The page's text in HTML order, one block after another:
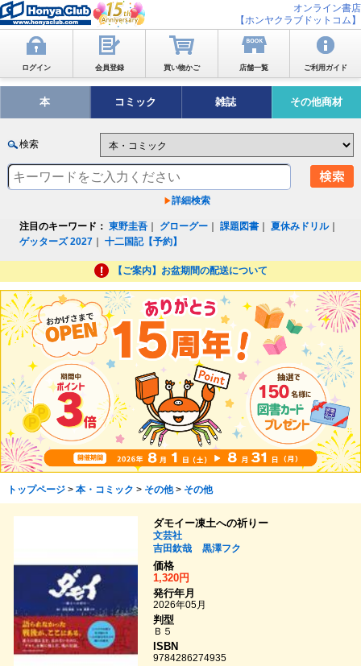
オンライン書店
【ホンヤクラブドットコム】
ログイン 会員登録 買い物かご 店舗一覧 ご利用ガイド
本 コミック 雑誌 その他商材
検索
詳細検索
注目のキーワード： 東野圭吾 グローグー ｜課題図書 ｜夏休みドリル｜
ゲッターズ 2027 ｜十二国記【予約】
【ご案内】お盆期間の配送について
トップページ> 本・コミック > その他> その他
ダモイー凍土への祈りー
文芸社
吉田欽哉
黒澤フク
価格
1,320円
発行年月
2026年05月
判型
Ｂ５
ISBN
9784286274935